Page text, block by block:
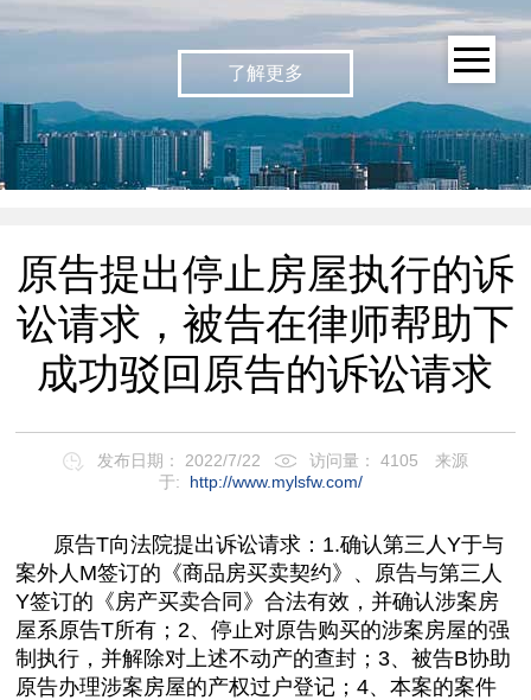
了解更多
原告提出停止房屋执行的诉
讼请求，被告在律师帮助下
成功驳回原告的诉讼请求
发布日期： 2022/7/22 访问量： 4105
来源
于: http://www.mylsfw.com/
原告T向法院提出诉讼请求：1.确认第三人Y于与
案外人M签订的《商品房买卖契约》、原告与第三人
Y签订的《房产买卖合同》合法有效，并确认涉案房
屋系原告T所有；2、停止对原告购买的涉案房屋的强
制执行，并解除对上述不动产的查封；3、被告B协助
原告办理涉案房屋的产权过户登记；4、本案的案件